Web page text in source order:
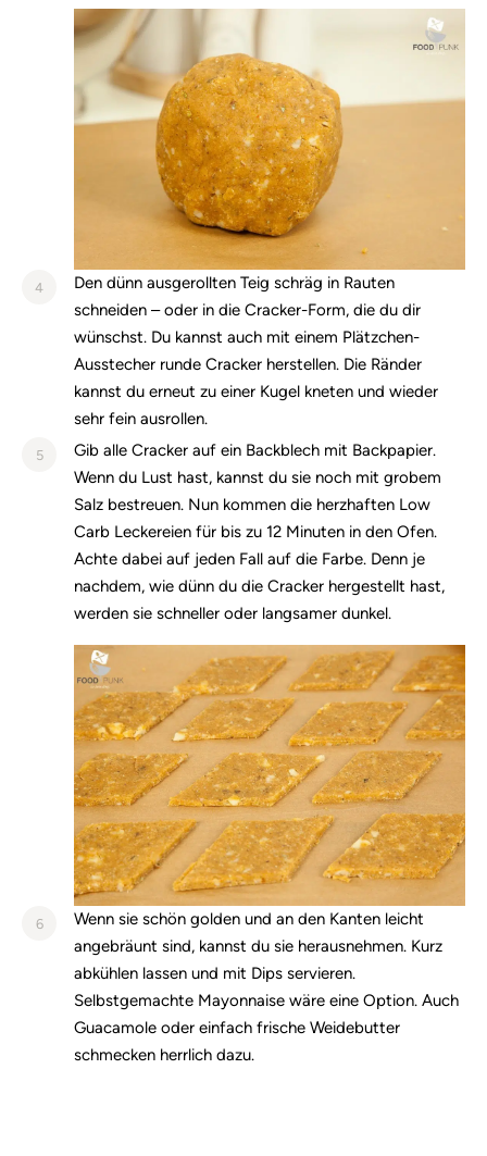
4
Den dünn ausgerollten Teig schräg in Rauten
schneiden – oder in die Cracker-Form, die du dir
wünschst. Du kannst auch mit einem Plätzchen-
Ausstecher runde Cracker herstellen. Die Ränder
kannst du erneut zu einer Kugel kneten und wieder
sehr fein ausrollen.
5
Gib alle Cracker auf ein Backblech mit Backpapier.
Wenn du Lust hast, kannst du sie noch mit grobem
Salz bestreuen. Nun kommen die herzhaften Low
Carb Leckereien für bis zu 12 Minuten in den Ofen.
Achte dabei auf jeden Fall auf die Farbe. Denn je
nachdem, wie dünn du die Cracker hergestellt hast,
werden sie schneller oder langsamer dunkel.
6
Wenn sie schön golden und an den Kanten leicht
angebräunt sind, kannst du sie herausnehmen. Kurz
abkühlen lassen und mit Dips servieren.
Selbstgemachte Mayonnaise wäre eine Option. Auch
Guacamole oder einfach frische Weidebutter
schmecken herrlich dazu.